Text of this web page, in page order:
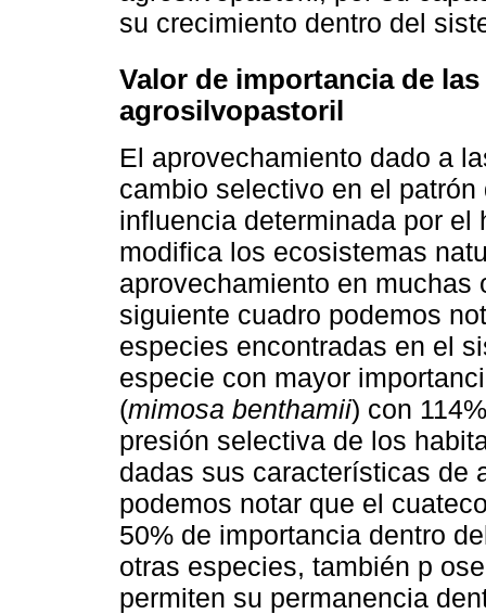
su crecimiento dentro del
Valor de importancia de
agrosilvopastoril
El aprovechamiento dado a
cambio selectivo en el
influencia determinada por
modifica los ecosistemas
aprovechamiento en
siguiente cuadro podemos
especies encontradas en el
especie con mayor
(mimosa benthamii) con
presión selectiva de los
dadas sus características de
podemos notar que el
50% de importancia dentro
otras especies, también p
permiten su permanencia